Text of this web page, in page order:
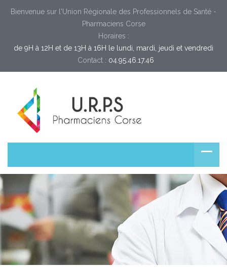
Bienvenue sur l'Union Régionale des Professionnels de Santé -
Pharmaciens Corse
Horaires :
de 9H à 12H et de 13H à 16H le lundi, mardi, jeudi et vendredi
Contact : 04.95.46.17.46